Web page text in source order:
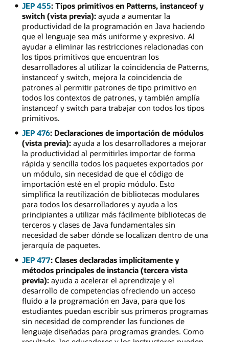
JEP 455: Tipos primitivos en Patterns, instanceof y
switch (vista previa):ayuda a aumentar la
productividad de la programación en Java haciendo
que el lenguaje sea más uniforme y expresivo. Al
ayudar a eliminar las restricciones relacionadas con
los tipos primitivos que encuentran los
desarrolladores al utilizar la coincidencia de Patterns,
instanceof y switch, mejora la coincidencia de
patrones al permitir patrones de tipo primitivo en
todos los contextos de patrones, y también amplía
instanceof y switch para trabajar con todos los tipos
primitivos.
JEP 476: Declaraciones de importación de módulos
(vista previa): ayuda a los desarrolladores a mejorar
la productividad al permitirles importar de forma
rápida y sencilla todos los paquetes exportados por
un módulo, sin necesidad de que el código de
importación esté en el propio módulo. Esto
simplifica la reutilización de bibliotecas modulares
para todos los desarrolladores y ayuda a los
principiantes a utilizar más fácilmente bibliotecas de
terceros y clases de Java fundamentales sin
necesidad de saber dónde se localizan dentro de una
jerarquía de paquetes.
JEP 477: Clases declaradas implícitamente y
métodos principales de instancia (tercera vista
previa):ayuda a acelerar el aprendizaje y el
desarrollo de competencias ofreciendo un acceso
fluido a la programación en Java, para que los
estudiantes puedan escribir sus primeros programas
sin necesidad de comprender las funciones de
lenguaje diseñadas para programas grandes. Como